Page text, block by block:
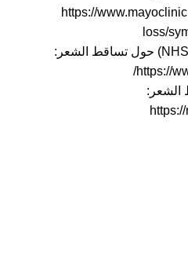
https://
loss/
https://